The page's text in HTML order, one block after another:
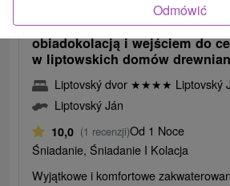
Zakwaterowanie ze
obiadokolacją i wejściem do
w liptowskich domów
Liptovský dvor ★★★★ Liptovský
Liptovský Ján
10,0 (1 recenzji)Od 1 Noce
Śniadanie, Śniadanie I Kolacja
Wyjątkowe i komfortowe
Odmówić